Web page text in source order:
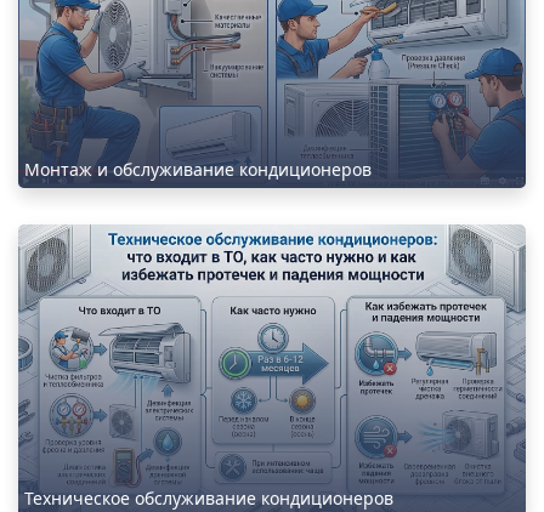
Монтаж и обслуживание кондиционеров
Техническое обслуживание кондиционеров